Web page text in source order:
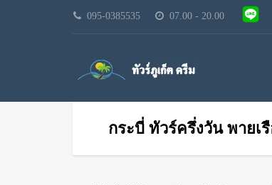
095-0385535 07.00 - 20.00
กระบี่ ทัวร์ครึ่งวัน พายเ